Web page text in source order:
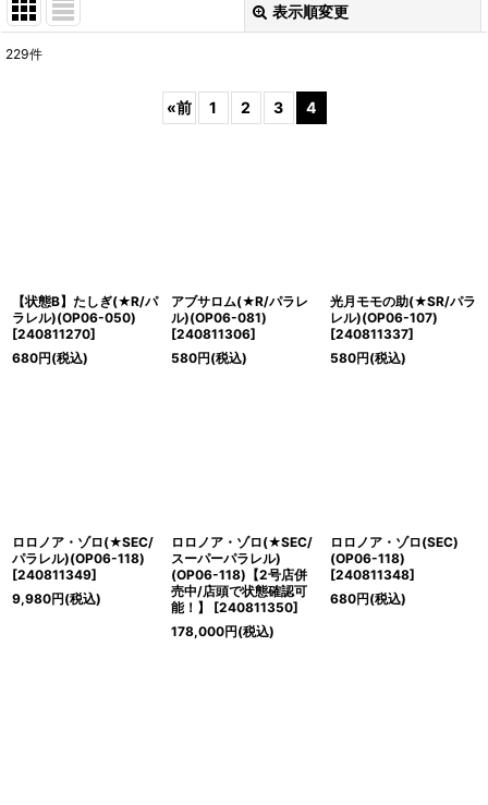
表示順変更
229件
«前 1 2 3 4
【状態B】たしぎ(★R/パ
ラレル)(OP06-050)
[240811270]
680円(税込)
アブサロム(★R/パラレ
ル)(OP06-081)
[240811306]
580円(税込)
光月モモの助(★SR/パラ
レル)(OP06-107)
[240811337]
580円(税込)
ロロノア・ゾロ(★SEC/
パラレル)(OP06-118)
[240811349]
9,980円(税込)
ロロノア・ゾロ(★SEC/
スーパーパラレル)
(OP06-118)【2号店併
売中/店頭で状態確認可
能！】
[240811350]
178,000円(税込)
ロロノア・ゾロ(SEC)
(OP06-118)
[240811348]
680円(税込)